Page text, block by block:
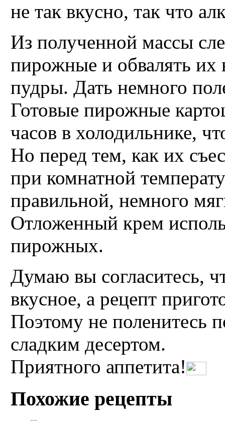
не так вкусно, так что
Из полученной массы
пирожные и обвалять их
пудры. Дать немного
Готовые пирожные
часов в холодильнике,
Но перед тем, как их
при комнатной
правильной, немного
Отложенный крем
пирожных.
Думаю вы согласитесь,
вкусное, а рецепт
Поэтому не поленитесь
сладким десертом.
Приятного аппетита!
Похожие рецепты